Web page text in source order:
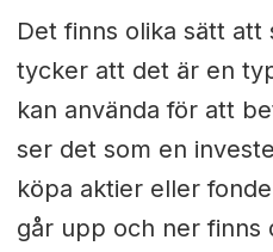
Det finns olika sätt att
tycker att det är en
kan använda för att
ser det som en
köpa aktier eller
går upp och ner finns